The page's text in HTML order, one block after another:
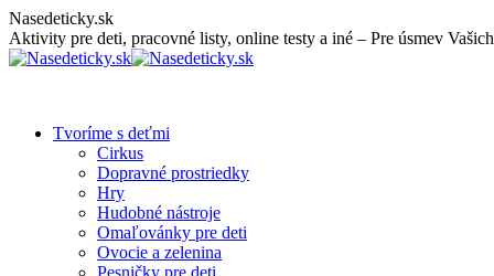
Skip
to
content
Nasedeticky.sk
Aktivity pre deti, pracovné listy, online testy a iné – Pre úsmev
Tvoríme s deťmi
Cirkus
Dopravné prostriedky
Hry
Hudobné nástroje
Omaľovánky pre deti
Ovocie a zelenina
Pesničky pre deti